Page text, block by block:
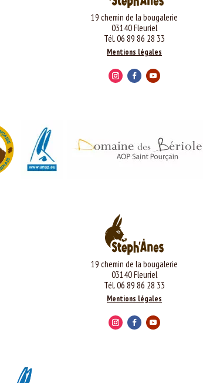
19 chemin de la bougalerie
03140 Fleuriel
Tél. 06 89 86 28 33
Mentions légales
19 chemin de la bougalerie
03140 Fleuriel
Tél. 06 89 86 28 33
Mentions légales